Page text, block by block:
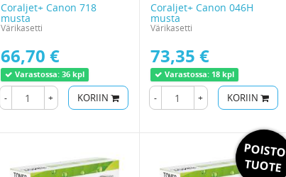
Coraljet+ Canon 718
musta
Värikasetti
66,70 €
Varastossa: 36 kpl
- + KORIIN
Coraljet+ Canon 046H
musta
Värikasetti
73,35 €
Varastossa: 18 kpl
- + KORIIN
POISTO
TUOTE